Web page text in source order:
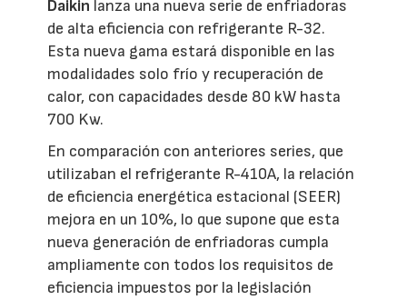
Daikin lanza una nueva serie de enfriadoras
de alta eficiencia con refrigerante R-32.
Esta nueva gama estará disponible en las
modalidades solo frío y recuperación de
calor, con capacidades desde 80 kW hasta
700 Kw.
En comparación con anteriores series, que
utilizaban el refrigerante R-410A, la relación
de eficiencia energética estacional (SEER)
mejora en un 10%, lo que supone que esta
nueva generación de enfriadoras cumpla
ampliamente con todos los requisitos de
eficiencia impuestos por la legislación